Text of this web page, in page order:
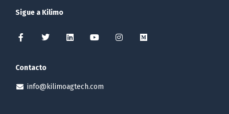
Sigue a Kilimo
Contacto
info@kilimoagtech.com